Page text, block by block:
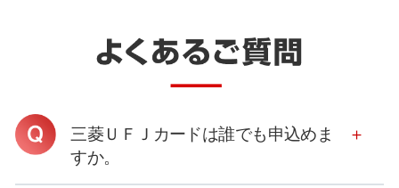
三菱ＵＦＪカードは誰でも申込めま
すか。